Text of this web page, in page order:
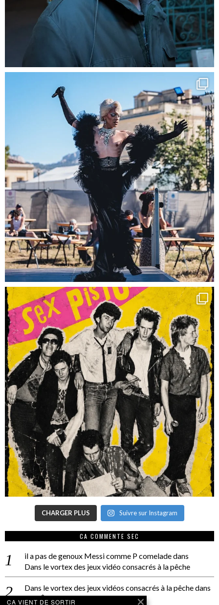
CHARGER PLUS Suivre sur Instagram
CA COMMENTE SEC
il a pas de genoux Messi comme P comeladedans
Dans le vortex des jeux vidéo consacrés à la pêche
Dans le vortex des jeux vidéos consacrés à la pêchedans
PACÔME THIELLEMENT
CA VIENT DE SORTIR